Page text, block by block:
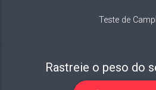
Teste de
Rastreie o peso do